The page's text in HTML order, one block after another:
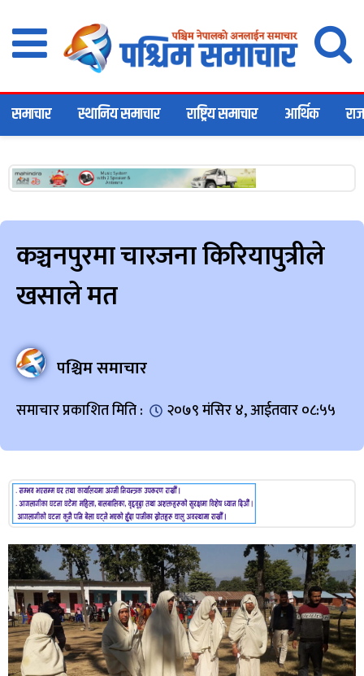
समाचार स्थानिय समाचार राष्ट्रिय समाचार आर्थिक
कञ्चनपुरमा चारजना किरियापुत्रीले
खसाले मत
पश्चिम समाचार
समाचार प्रकाशित मिति : २०७९ मंसिर ४, आईतवार ०८:५५